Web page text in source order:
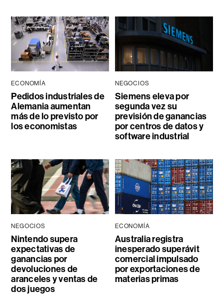
ECONOMÍA
Pedidos industriales de
Alemania aumentan
más de lo previsto por
los economistas
NEGOCIOS
Siemens eleva por
segunda vez su
previsión de ganancias
por centros de datos y
software industrial
NEGOCIOS
Nintendo supera
expectativas de
ganancias por
devoluciones de
aranceles y ventas de
dos juegos
ECONOMÍA
Australia registra
inesperado superávit
comercial impulsado
por exportaciones de
materias primas